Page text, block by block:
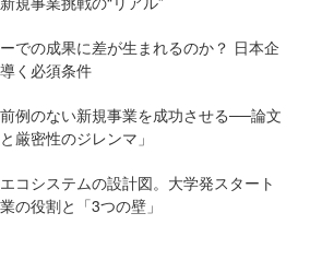
での成果に差が生まれるのか？ 日本企
く必須条件
例のない新規事業を成功させる──論文
厳密性のジレンマ」
コシステムの設計図。大学発スタート
の役割と「3つの壁」